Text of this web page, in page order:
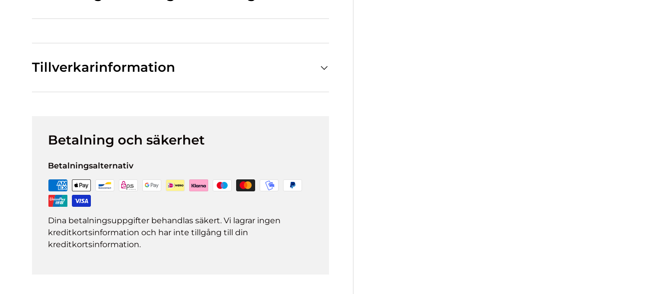
Tillverkarinformation
Betalning och säkerhet
Betalningsalternativ
Dina betalningsuppgifter behandlas säkert. Vi lagrar ingen
kreditkortsinformation och har inte tillgång till din
kreditkortsinformation.